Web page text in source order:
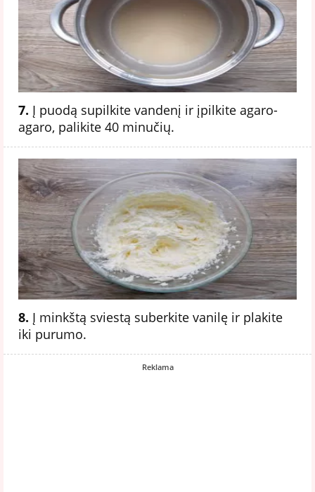
7. Į puodą supilkite vandenį ir įpilkite agaro-
agaro, palikite 40 minučių.
8. Į minkštą sviestą suberkite vanilę ir plakite
iki purumo.
Reklama